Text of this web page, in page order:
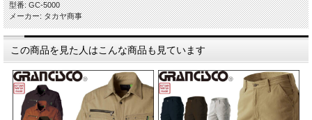
型番: GC-5000
メーカー: タカヤ商事
この商品を見た人はこんな商品も見ています